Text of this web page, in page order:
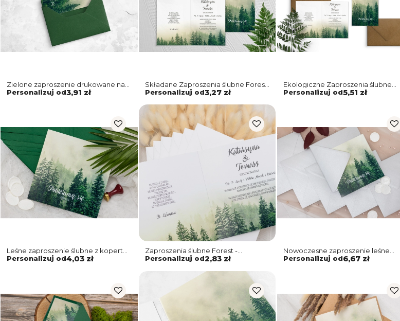
Zielone zaproszenie drukowane na
papierze satynowym z piękną
kopertą
Personalizuj od3,91 zł
Składane Zaproszenia ślubne Forest
z białą kopertą
Personalizuj od3,27 zł
Ekologiczne Zaproszenia ślubne
Forest - Składane z wkładką
Personalizuj od5,51 zł
Leśne zaproszenie ślubne z kopertą
ciemno zieloną
Personalizuj od4,03 zł
Zaproszenia ślubne Forest -
Składane Kwadrat Motyw 1
Personalizuj od2,83 zł
Nowoczesne zaproszenie leśne
z szaro perłową kopertą i podklejką
Personalizuj od6,67 zł